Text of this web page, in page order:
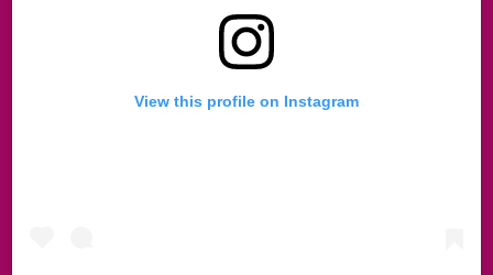
View this profile on Instagram